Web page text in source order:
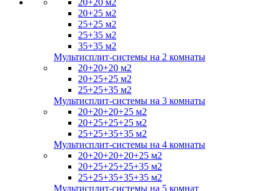
20+20 м2
20+25 м2
25+25 м2
25+35 м2
35+35 м2
Мультисплит-системы на 2 комнаты
20+20+20 м2
20+25+25 м2
25+25+35 м2
Мультисплит-системы на 3 комнаты
20+20+20+25 м2
20+25+25+25 м2
25+25+35+35 м2
Мультисплит-системы на 4 комнаты
20+20+20+20+25 м2
20+25+25+25+35 м2
25+25+35+35+35 м2
Мультисплит-системы на 5 комнат